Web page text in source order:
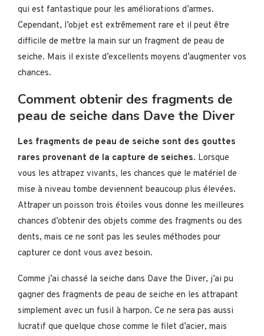
qui est fantastique pour les améliorations d’armes.
Cependant, l’objet est extrêmement rare et il peut être
difficile de mettre la main sur un fragment de peau de
seiche. Mais il existe d’excellents moyens d’augmenter vos
chances.
Comment obtenir des fragments de
peau de seiche dans Dave the Diver
Les fragments de peau de seiche sont des gouttes
rares provenant de la capture de seiches. Lorsque
vous les attrapez vivants, les chances que le matériel de
mise à niveau tombe deviennent beaucoup plus élevées.
Attraper un poisson trois étoiles vous donne les meilleures
chances d’obtenir des objets comme des fragments ou des
dents, mais ce ne sont pas les seules méthodes pour
capturer ce dont vous avez besoin.
Comme j’ai chassé la seiche dans Dave the Diver, j’ai pu
gagner des fragments de peau de seiche en les attrapant
simplement avec un fusil à harpon. Ce ne sera pas aussi
lucratif que quelque chose comme le filet d’acier, mais